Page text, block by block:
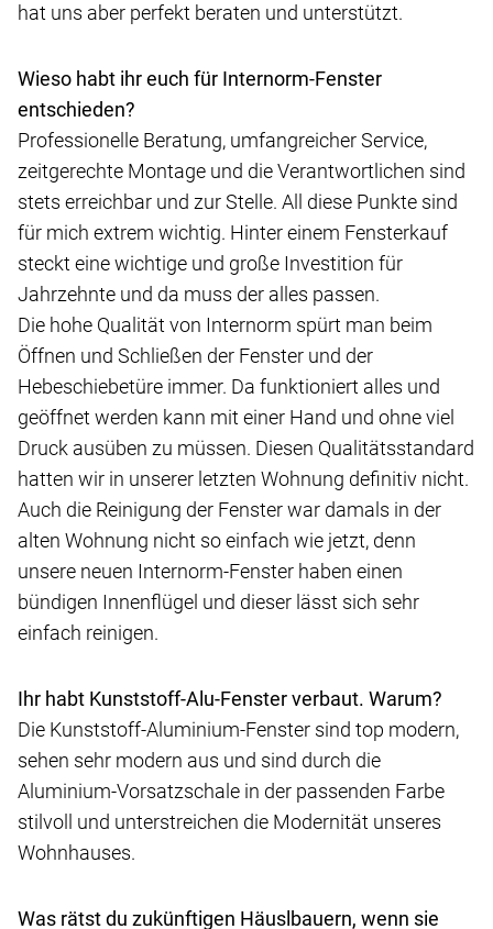
hat uns aber perfekt beraten und unterstützt.
Wieso habt ihr euch für Internorm-Fenster
entschieden?
Professionelle Beratung, umfangreicher Service,
zeitgerechte Montage und die Verantwortlichen sind
stets erreichbar und zur Stelle. All diese Punkte sind
für mich extrem wichtig. Hinter einem Fensterkauf
steckt eine wichtige und große Investition für
Jahrzehnte und da muss der alles passen.
Die hohe Qualität von Internorm spürt man beim
Öffnen und Schließen der Fenster und der
Hebeschiebetüre immer. Da funktioniert alles und
geöffnet werden kann mit einer Hand und ohne viel
Druck ausüben zu müssen. Diesen Qualitätsstandard
hatten wir in unserer letzten Wohnung definitiv nicht.
Auch die Reinigung der Fenster war damals in der
alten Wohnung nicht so einfach wie jetzt, denn
unsere neuen Internorm-Fenster haben einen
bündigen Innenflügel und dieser lässt sich sehr
einfach reinigen.
Ihr habt Kunststoff-Alu-Fenster verbaut. Warum?
Die Kunststoff-Aluminium-Fenster sind top modern,
sehen sehr modern aus und sind durch die
Aluminium-Vorsatzschale in der passenden Farbe
stilvoll und unterstreichen die Modernität unseres
Wohnhauses.
Was rätst du zukünftigen Häuslbauern, wenn sie